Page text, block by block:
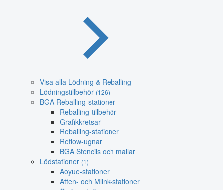
Visa alla Lödning & Reballing
Lödningstillbehör (126)
BGA Reballing-stationer
Reballing-tillbehör
Grafikkretsar
Reballing-stationer
Reflow-ugnar
BGA Stencils och mallar
Lödstationer (1)
Aoyue-stationer
Atten- och Mlink-stationer